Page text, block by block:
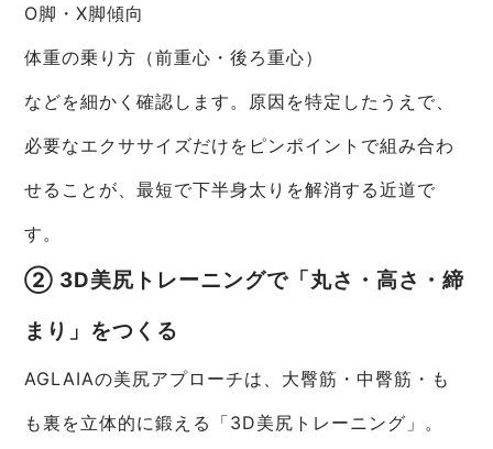
O脚・X脚傾向
体重の乗り方（前重心・後ろ重心）
などを細かく確認します。原因を特定したうえで、
必要なエクササイズだけをピンポイントで組み合わ
せることが、最短で下半身太りを解消する近道で
す。
② 3D美尻トレーニングで「丸さ・高さ・締
まり」をつくる
AGLAIAの美尻アプローチは、大臀筋・中臀筋・も
も裏を立体的に鍛える「3D美尻トレーニング」。